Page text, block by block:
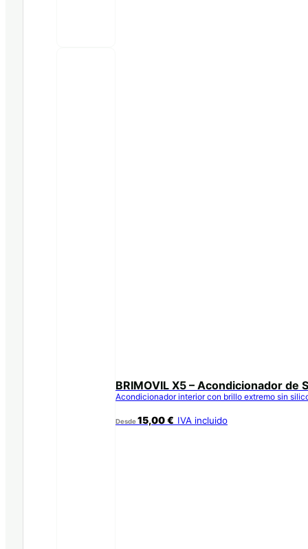
BRIMOVIL X5 – Acondicionador
Acondicionador interior con brillo extremo sin
Desde15,00€ IVA incluido